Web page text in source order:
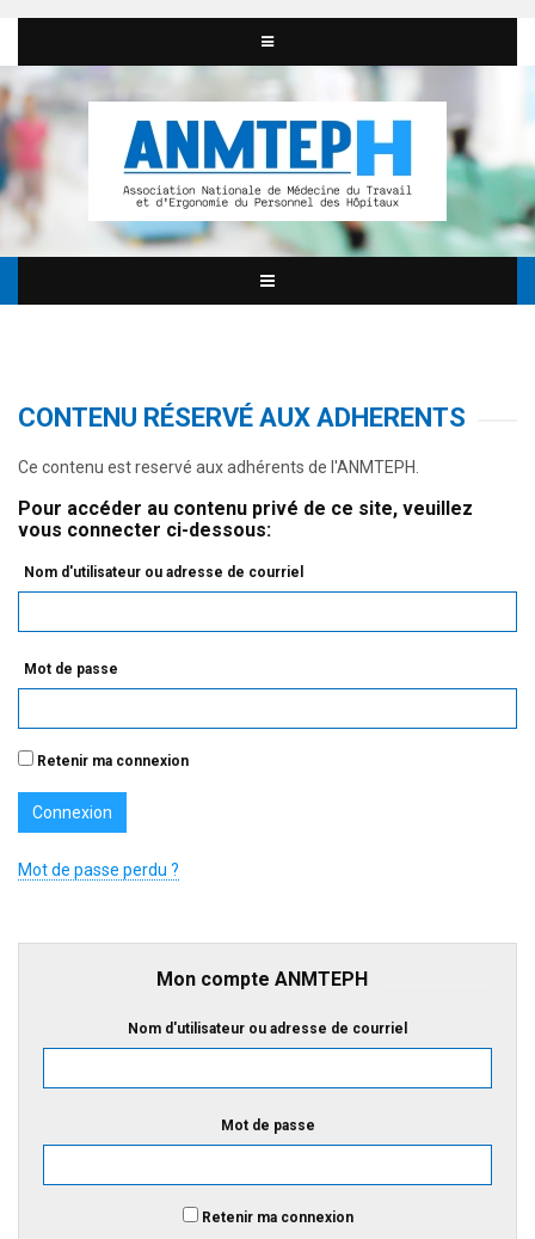
CONTENU RÉSERVÉ AUX ADHERENTS
Ce contenu est reservé aux adhérents de l'ANMTEPH.
Pour accéder au contenu privé de ce site, veuillez
vous connecter ci-dessous:
Nom d'utilisateur ou adresse de courriel
Mot de passe
Retenir ma connexion
Mot de passe perdu ?
Mon compte ANMTEPH
Nom d'utilisateur ou adresse de courriel
Mot de passe
Retenir ma connexion